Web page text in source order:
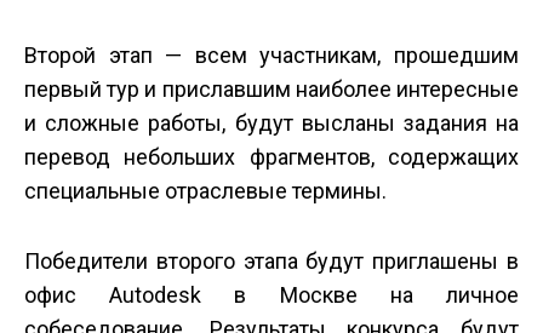
Второй этап — всем участникам, прошедшим
первый тур и приславшим наиболее интересные
и сложные работы, будут высланы задания на
перевод небольших фрагментов, содержащих
специальные отраслевые термины.
Победители второго этапа будут приглашены в
офис Autodesk в Москве на личное